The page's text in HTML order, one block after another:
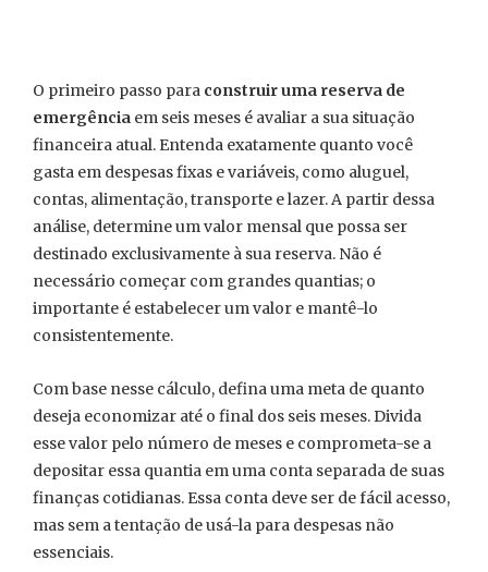
O primeiro passo para construir uma reserva de
emergência em seis meses é avaliar a sua situação
financeira atual. Entenda exatamente quanto você
gasta em despesas fixas e variáveis, como aluguel,
contas, alimentação, transporte e lazer. A partir dessa
análise, determine um valor mensal que possa ser
destinado exclusivamente à sua reserva. Não é
necessário começar com grandes quantias; o
importante é estabelecer um valor e mantê-lo
consistentemente.
Com base nesse cálculo, defina uma meta de quanto
deseja economizar até o final dos seis meses. Divida
esse valor pelo número de meses e comprometa-se a
depositar essa quantia em uma conta separada de suas
finanças cotidianas. Essa conta deve ser de fácil acesso,
mas sem a tentação de usá-la para despesas não
essenciais.